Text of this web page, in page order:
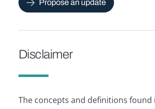
Propose an update
Disclaimer
The concepts and definitions found